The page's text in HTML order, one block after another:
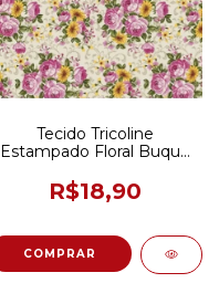
Tecido Tricoline
Estampado Floral Buque
150CM
R$18,90